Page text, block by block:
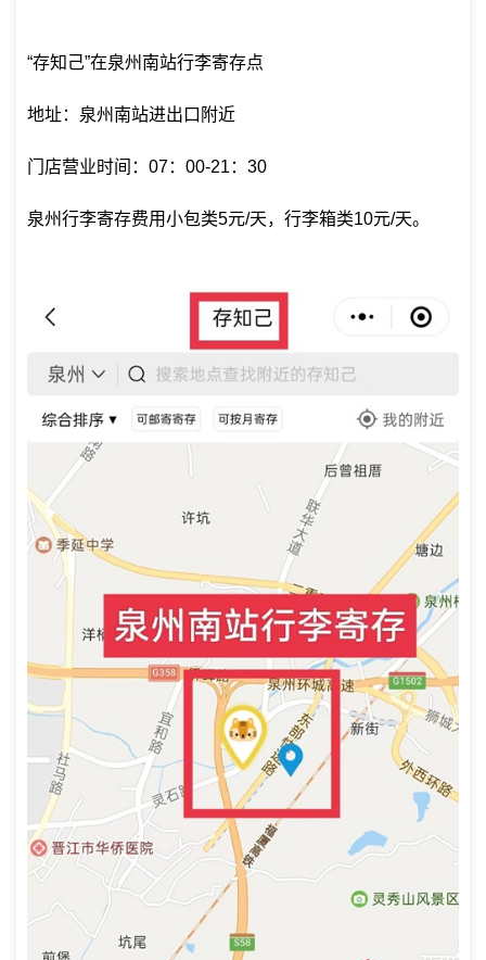
“存知己”在泉州南站行李寄存点
地址：泉州南站进出口附近
门店营业时间：07：00-21：30
泉州行李寄存费用小包类5元/天，行李箱类10元/天。